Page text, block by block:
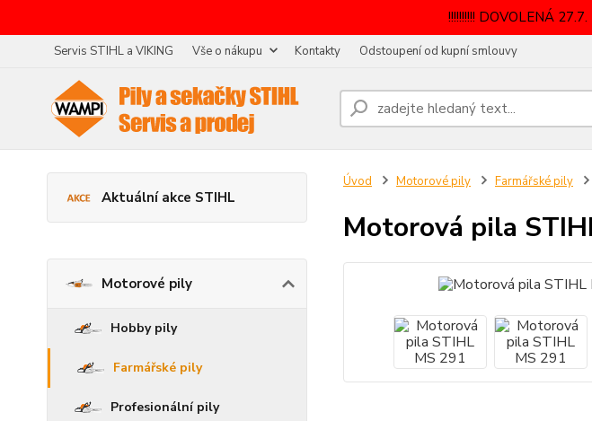
!!!!!!!!!! DOVOLENÁ
Servis STIHL a VIKING Vše o nákupu Kontakty Odstoupení od kupní smlouvy
Aktuální akce STIHL
Motorové pily
Hobby pily
Farmářské pily
Profesionální pily
Úvod Motorové pily Farmářské pily
Motorová pila